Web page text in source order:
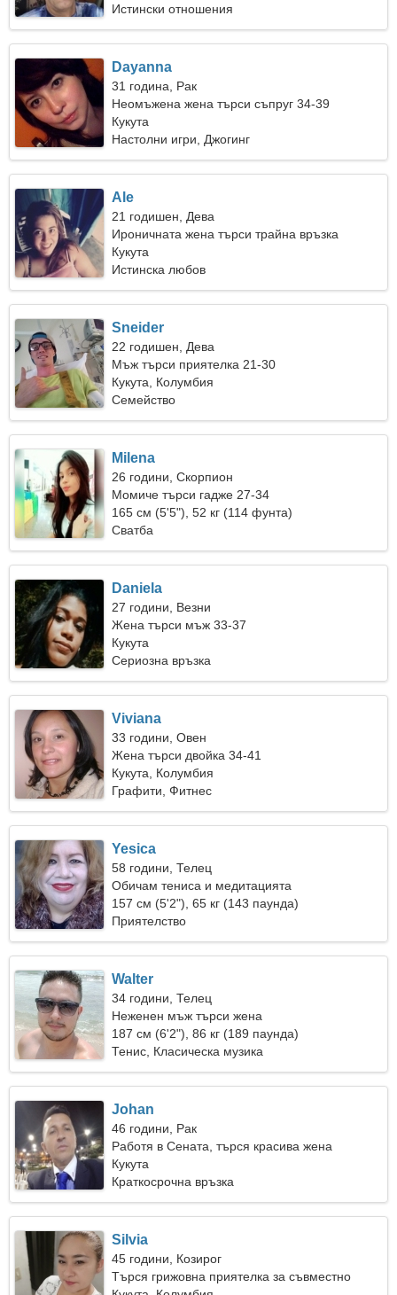
Истински отношения
Dayanna
31 година, Рак
Неомъжена жена търси съпруг 34-39
Кукута
Настолни игри, Джогинг
Ale
21 годишен, Дева
Ироничната жена търси трайна връзка
Кукута
Истинска любов
Sneider
22 годишен, Дева
Мъж търси приятелка 21-30
Кукута, Колумбия
Семейство
Milena
26 години, Скорпион
Момиче търси гадже 27-34
165 см (5'5"), 52 кг (114 фунта)
Сватба
Daniela
27 години, Везни
Жена търси мъж 33-37
Кукута
Сериозна връзка
Viviana
33 години, Овен
Жена търси двойка 34-41
Кукута, Колумбия
Графити, Фитнес
Yesica
58 години, Телец
Обичам тениса и медитацията
157 см (5'2"), 65 кг (143 паунда)
Приятелство
Walter
34 години, Телец
Неженен мъж търси жена
187 см (6'2"), 86 кг (189 паунда)
Тенис, Класическа музика
Johan
46 години, Рак
Работя в Сената, търся красива жена
Кукута
Краткосрочна връзка
Silvia
45 години, Козирог
Търся грижовна приятелка за съвместно